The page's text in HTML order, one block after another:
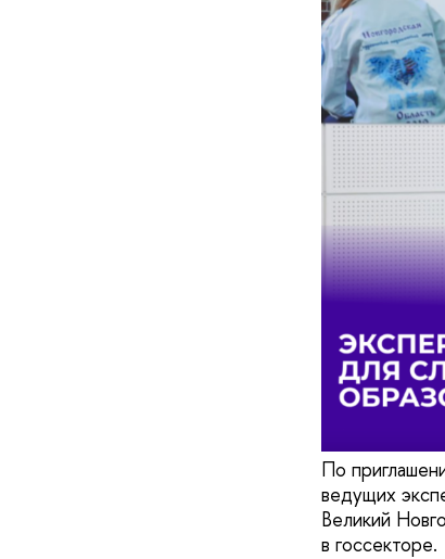
По
ведущих
Великий
в госсекторе.